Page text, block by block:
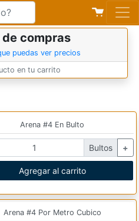
Arena #4 En Bulto
Bultos +
Agregar al carrito
Arena #4 Por Metro Cubico
compras
puedas ver precios
en tu carrito